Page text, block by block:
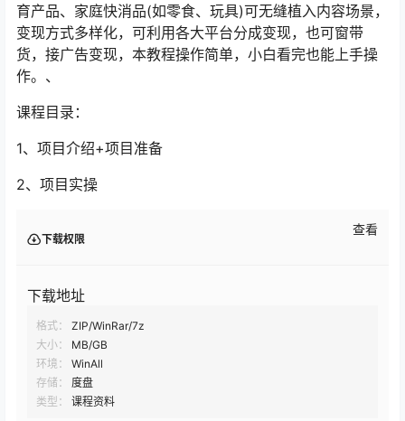
育产品、家庭快消品(如零食、玩具)可无缝植入内容场景，
变现方式多样化，可利用各大平台分成变现，也可窗带
货，接广告变现，本教程操作简单，小白看完也能上手操
作。、
课程目录：
1、项目介绍+项目准备
2、项目实操
下载权限
查看
下载地址
格式：
ZIP/WinRar/7z
大小：
MB/GB
环境：
WinAll
存储：
度盘
类型：
课程资料